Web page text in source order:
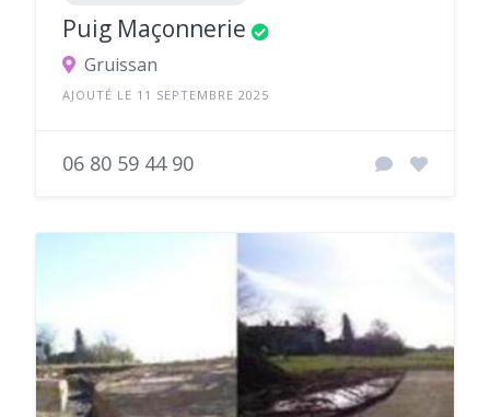
Puig Maçonnerie
Gruissan
AJOUTÉ LE 11 SEPTEMBRE 2025
06 80 59 44 90